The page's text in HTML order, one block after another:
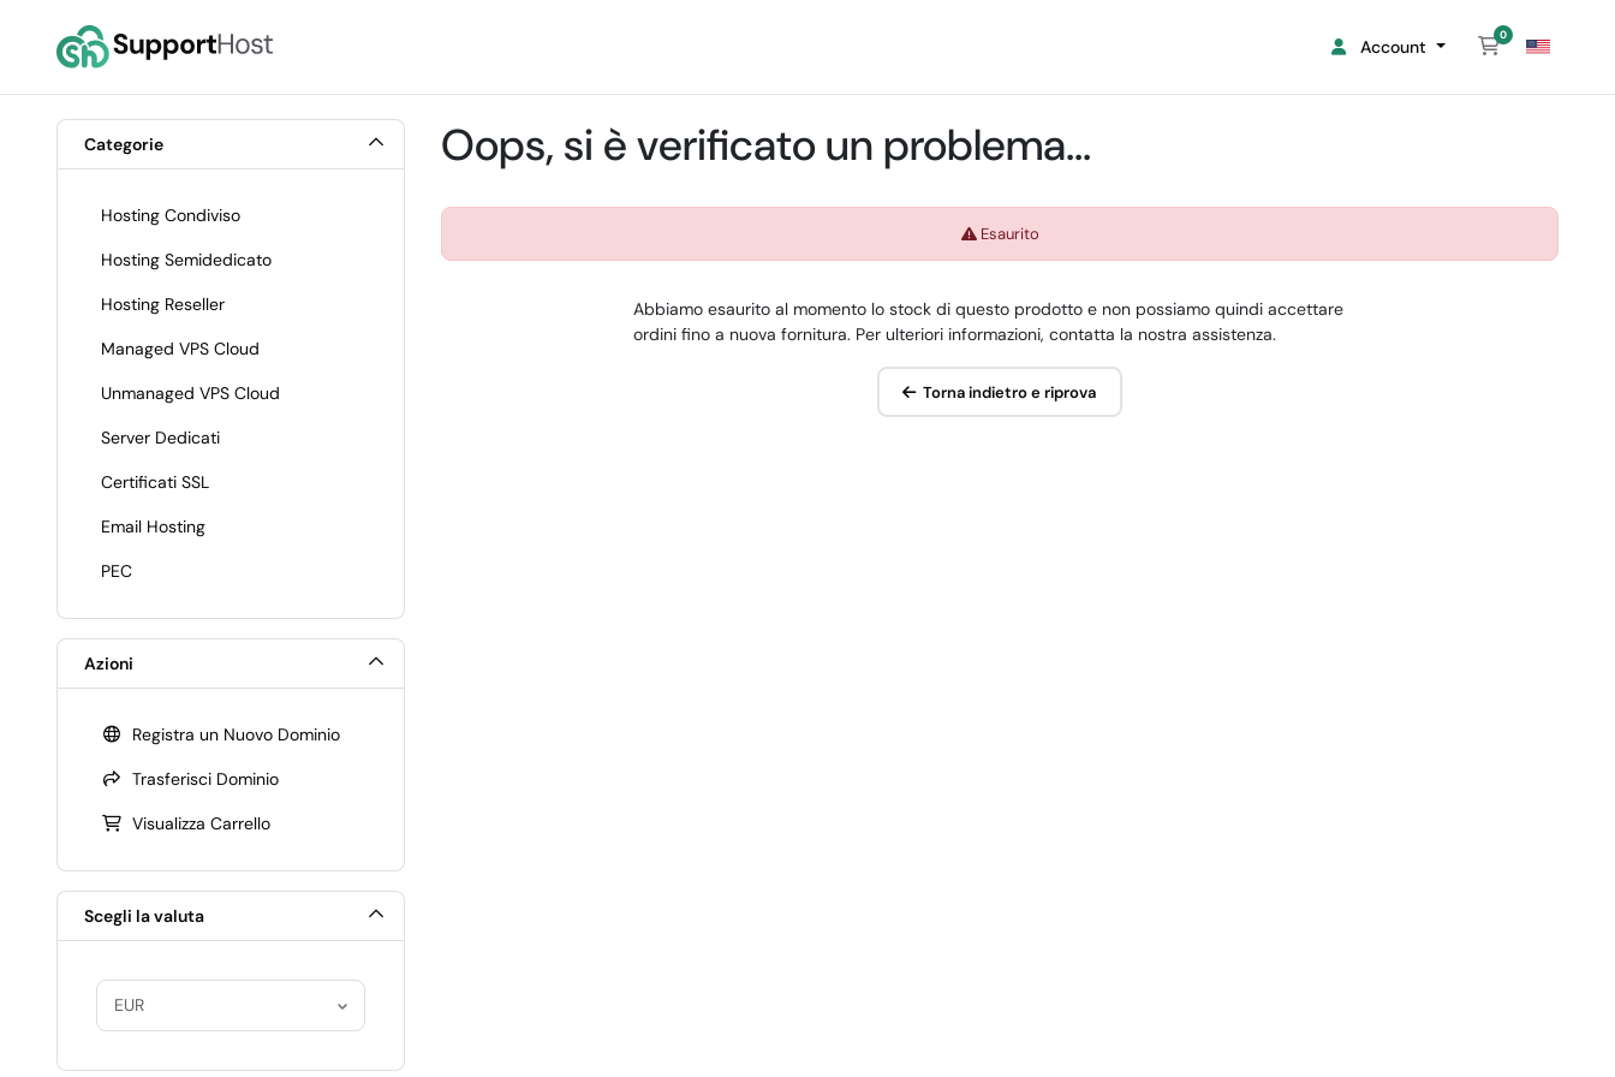
Account
0
Carrello
Categorie
Hosting Condiviso
Hosting Semidedicato
Hosting Reseller
Managed VPS Cloud
Unmanaged VPS Cloud
Server Dedicati
Certificati SSL
Email Hosting
PEC
Azioni
Registra un Nuovo Dominio
Trasferisci Dominio
Visualizza Carrello
Scegli la valuta
Oops, si è verificato un problema...
Esaurito
Abbiamo esaurito al momento lo stock di questo prodotto e non possiamo quindi accettare
ordini fino a nuova fornitura. Per ulteriori informazioni, contatta la nostra assistenza.
Torna indietro e riprova